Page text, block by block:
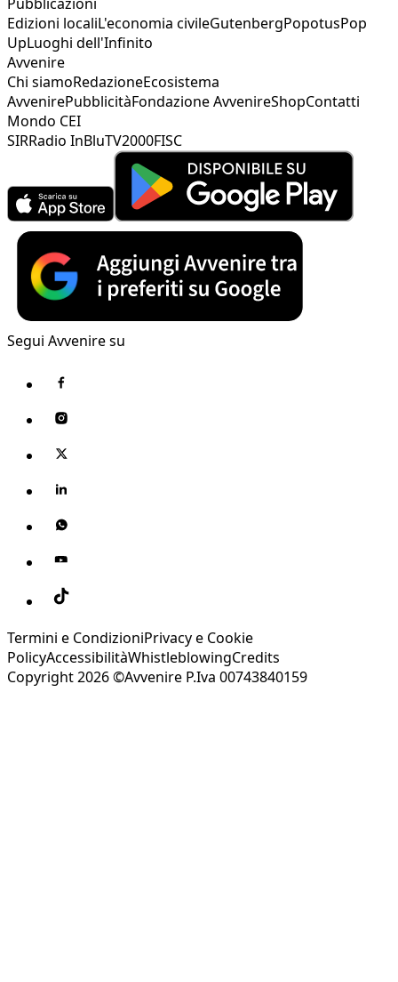
Edizioni localiL'economia civileGutenbergPopotusPop
UpLuoghi dell'Infinito
Avvenire
Chi siamoRedazioneEcosistema
AvvenirePubblicitàFondazione AvvenireShopContatti
Mondo CEI
SIRRadio InBluTV2000FISC
Segui Avvenire su
Termini e CondizioniPrivacy e Cookie
PolicyAccessibilitàWhistleblowingCredits
Copyright 2026 ©Avvenire P.Iva 00743840159